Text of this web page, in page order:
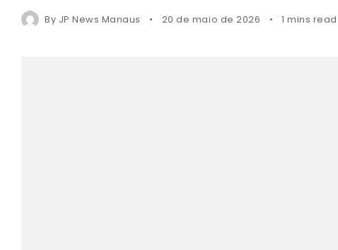
By JP News Manaus 20 de maio de 2026 1 mins read